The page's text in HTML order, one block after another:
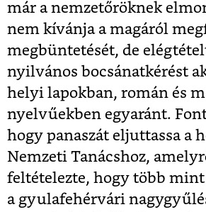
már a nemzetőröknek
nem kívánja a magáról
megbüntetését, de
nyilvános bocsánatkérést
helyi lapokban, román és
nyelvűekben egyaránt.
hogy panaszát eljuttassa a
Nemzeti Tanácshoz,
feltételezte, hogy több
a gyulafehérvári